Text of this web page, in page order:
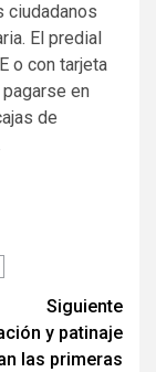
ciudadanos
El predial
o con tarjeta
en
de
Siguiente
y patinaje
las primeras